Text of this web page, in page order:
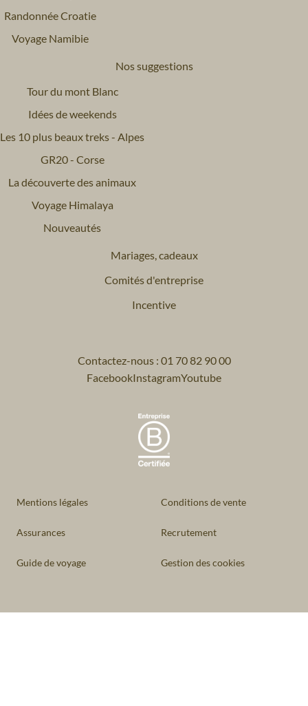
Randonnée Croatie
Voyage Namibie
Nos suggestions
Tour du mont Blanc
Idées de weekends
Les 10 plus beaux treks - Alpes
GR20 - Corse
La découverte des animaux
Voyage Himalaya
Nouveautés
Mariages, cadeaux
Comités d'entreprise
Incentive
Contactez-nous : 01 70 82 90 00
FacebookInstagramYoutube
Mentions légales Conditions de vente
Assurances Recrutement
Guide de voyage Gestion des cookies